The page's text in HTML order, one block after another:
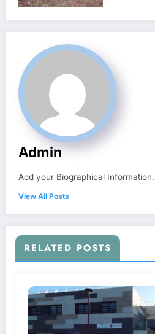
Admin
Add your Biographical Information.
View All Posts
RELATED POSTS